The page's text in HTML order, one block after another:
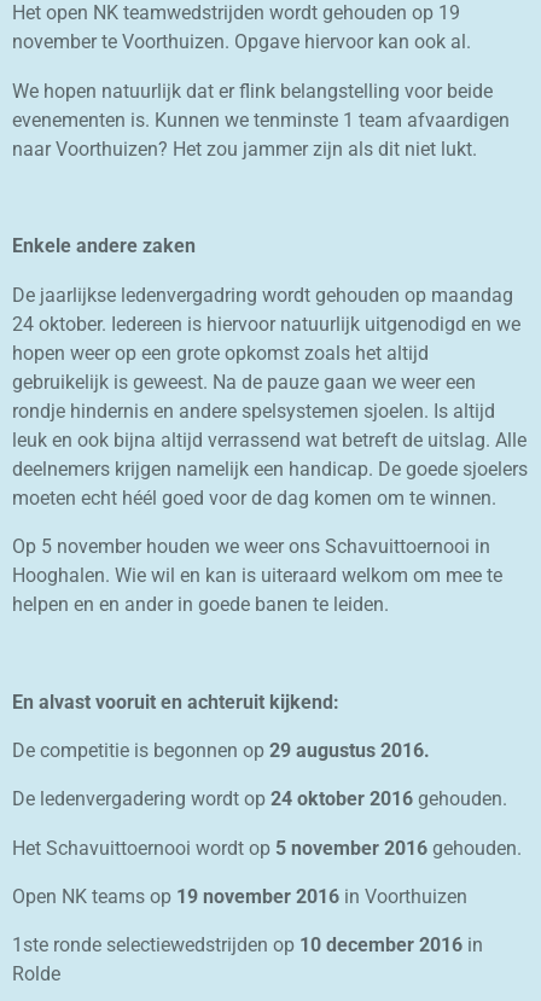
Het open NK teamwedstrijden wordt gehouden op 19
november te Voorthuizen. Opgave hiervoor kan ook al.
We hopen natuurlijk dat er flink belangstelling voor beide
evenementen is. Kunnen we tenminste 1 team afvaardigen
naar Voorthuizen? Het zou jammer zijn als dit niet lukt.
Enkele andere zaken
De jaarlijkse ledenvergadring wordt gehouden op maandag
24 oktober. Iedereen is hiervoor natuurlijk uitgenodigd en we
hopen weer op een grote opkomst zoals het altijd
gebruikelijk is geweest. Na de pauze gaan we weer een
rondje hindernis en andere spelsystemen sjoelen. Is altijd
leuk en ook bijna altijd verrassend wat betreft de uitslag. Alle
deelnemers krijgen namelijk een handicap. De goede sjoelers
moeten echt héél goed voor de dag komen om te winnen.
Op 5 november houden we weer ons Schavuittoernooi in
Hooghalen. Wie wil en kan is uiteraard welkom om mee te
helpen en en ander in goede banen te leiden.
En alvast vooruit en achteruit kijkend:
De competitie is begonnen op 29 augustus 2016.
De ledenvergadering wordt op 24 oktober 2016 gehouden.
Het Schavuittoernooi wordt op 5 november 2016 gehouden.
Open NK teams op 19 november 2016 in Voorthuizen
1ste ronde selectiewedstrijden op 10 december 2016 in
Rolde